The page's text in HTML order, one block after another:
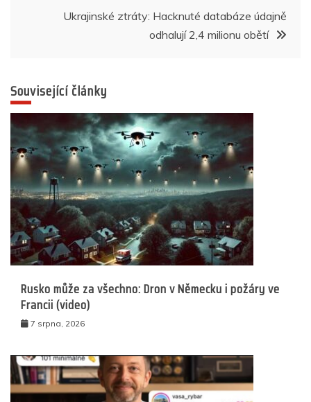
příspěvekUkrajinské ztráty: Hacknuté databáze údajně
odhalují 2,4 milionu obětí
Související články
Rusko může za všechno: Dron v Německu i požáry ve
Francii (video)
7 srpna, 2026